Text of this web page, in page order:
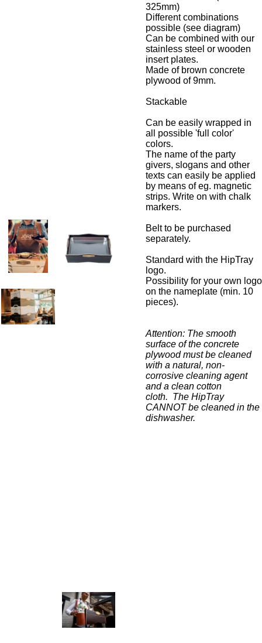
325mm)
Different combinations
possible (see diagram)
Can be combined with our
stainless steel or wooden
insert plates.
Made of brown concrete
plywood of 9mm.
Stackable
Can be easily wrapped in
all possible 'full color'
colors.
The name of the party
givers, slogans and other
texts can easily be applied
by means of eg. magnetic
strips. Write on with chalk
markers.
Belt to be purchased
separately.
Standard with the HipTray
logo.
Possibility for your own logo
on the nameplate (min. 10
pieces).
Attention: The smooth
surface of the concrete
plywood must be cleaned
with a natural, non-
corrosive cleaning agent
and a clean cotton
cloth. The HipTray
CANNOT be cleaned in the
dishwasher.